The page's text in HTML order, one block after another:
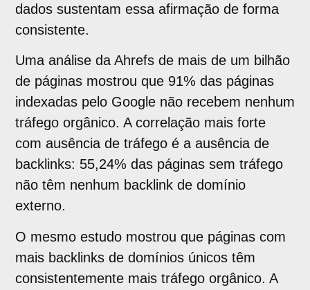
dados sustentam essa afirmação de forma
consistente.
Uma análise da Ahrefs de mais de um bilhão
de páginas mostrou que 91% das páginas
indexadas pelo Google não recebem nenhum
tráfego orgânico. A correlação mais forte
com ausência de tráfego é a ausência de
backlinks: 55,24% das páginas sem tráfego
não têm nenhum backlink de domínio
externo.
O mesmo estudo mostrou que páginas com
mais backlinks de domínios únicos têm
consistentemente mais tráfego orgânico. A